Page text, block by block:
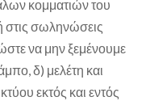
κομματιών του
στις σωληνώσεις
να μην ξεμένουμε
δ) μελέτη και
εκτός και εντός